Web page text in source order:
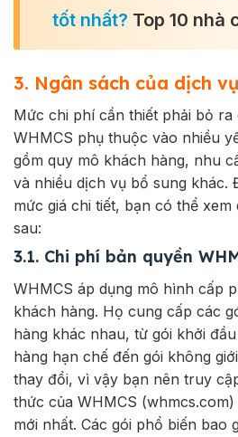
tốt nhất? Top 10 nhà
3. Ngân sách của dịch
Mức chi phí cần thiết phải bỏ ra
WHMCS phụ thuộc vào nhiều
gồm quy mô khách hàng, nhu
và nhiều dịch vụ bổ sung khác.
mức giá chi tiết, bạn có thể
sau:
3.1. Chi phí bản quyền
WHMCS áp dụng mô hình cấp
khách hàng. Họ cung cấp các
hàng khác nhau, từ gói khởi
hàng hạn chế đến gói không
thay đổi, vì vậy bạn nên truy
thức của WHMCS
mới nhất. Các gói phổ biến bao